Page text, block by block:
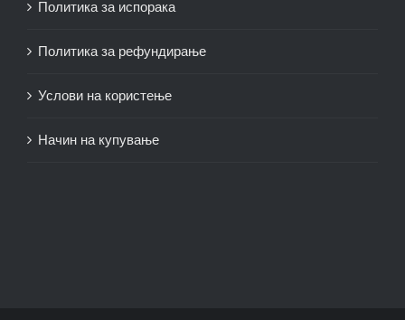
Политика за испорака
Политика за рефундирање
Услови на користење
Начин на купување